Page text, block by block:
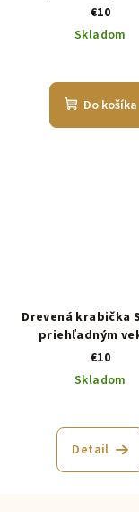
€10
Skladom
Do košíka
Drevená krabička
priehľadným
€10
Skladom
Detail